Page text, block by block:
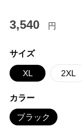
3,540 円
サイズ
XL 2XL
カラー
ブラック